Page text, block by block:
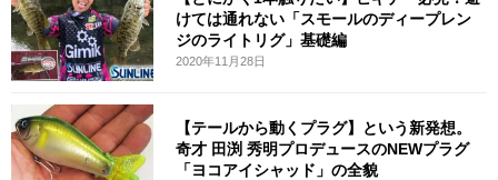
けては通れない「スモールのディープレン
ジのライトリグ」基礎編
2020年11月28日
【テールから動くプラグ】という新発想。
奇才 田渕 秀明プロデュースのNEWプラグ
「ヨコアイシャッド」の全貌